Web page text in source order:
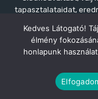
tapasztalataidat,
Kapcsolat:
Kedves Látogató!
élmény
honlapunk